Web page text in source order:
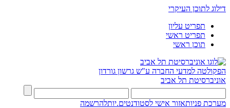
דילוג לתוכן העיקרי
תפריט עליון
תפריט ראשי
תוכן ראשי
הפקולטה למדעי החברה ע"ש גרשון גורדון
אוניברסיטת תל אביב
מערכת פניותאזור אישי לסטודנטים.יותלהרשמה